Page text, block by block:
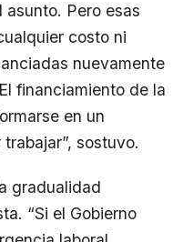
asunto. Pero esas
costo ni
nuevamente
financiamiento de la
en un
sostuvo.
gradualidad
“Si el Gobierno